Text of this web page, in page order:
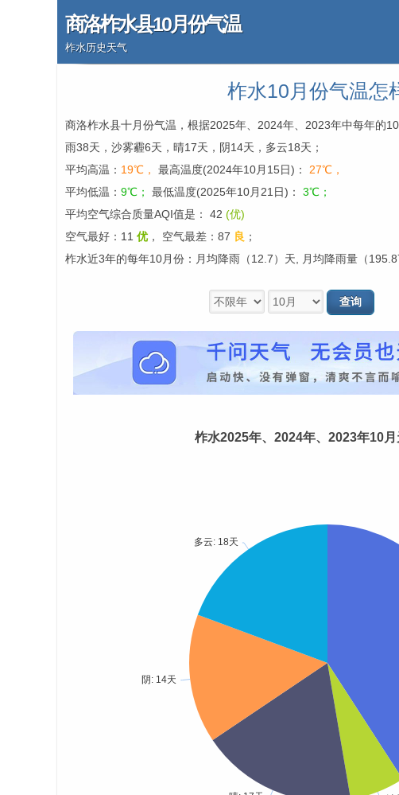
商洛柞水县10月份气温
柞水历史天气
柞水10月份气温怎
商洛柞水县十月份气温，根据2025年、2024年、2023年中每年的
雨38天，沙雾霾6天，晴17天，阴14天，多云18天；
平均高温： 19℃， 最高温度(2024年10月15日)： 27℃，
平均低温： 9℃； 最低温度(2025年10月21日)： 3℃；
平均空气综合质量AQI值是： 42 (优)
空气最好：11 优， 空气最差：87 良 ；
柞水近3年的每年10月份：月均降雨（12.7）天, 月均降雨量（
柞水2025年、2024年、2023年10月